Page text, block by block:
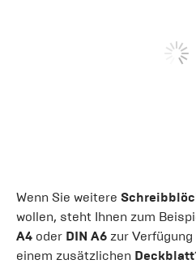
Wenn Sie weitere
wollen, steht Ihnen zum
A4 oder DIN A6 zur
einem zusätzlichen Deckblatt